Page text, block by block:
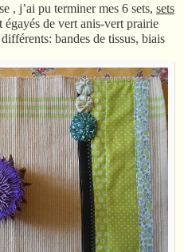
, j’ai pu terminer mes 6 sets, sets
égayés de vert anis-vert prairie
bandes de tissus, biais